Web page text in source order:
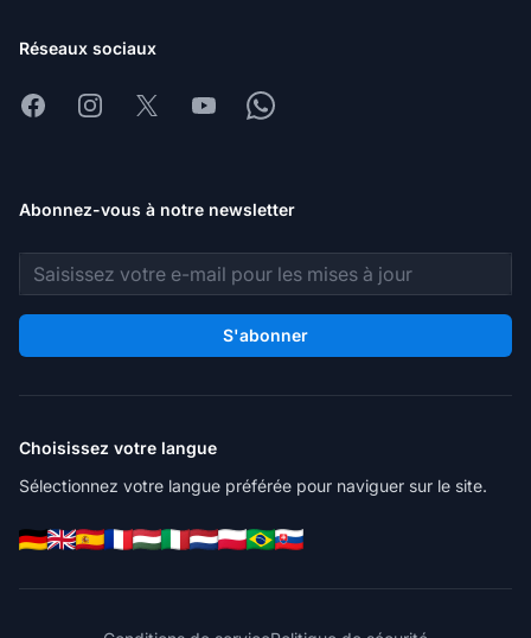
Réseaux sociaux
FacebookInstagram
X YoutubeWhatsapp
Abonnez-vous à notre newsletter
Adresse e-mail
S'abonner
Choisissez votre langue
Sélectionnez votre langue préférée pour naviguer sur le site.